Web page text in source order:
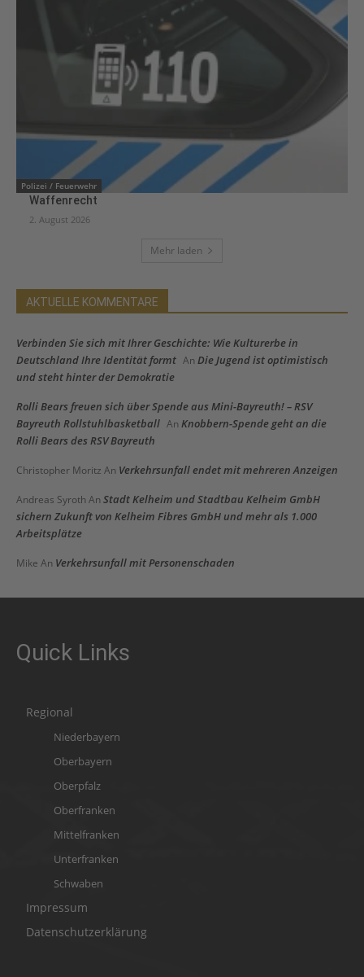
Polizei / Feuerwehr
Waffenrecht
2. August 2026
Mehr laden
AKTUELLE KOMMENTARE
Verbinden Sie sich mit Ihrer Geschichte: Wie Kulturerbe in
Deutschland Ihre Identität formt An Die Jugend ist optimistisch
und steht hinter der Demokratie
Rolli Bears freuen sich über Spende aus Mini-Bayreuth! – RSV
Bayreuth Rollstuhlbasketball An Knobbern-Spende geht an die
Rolli Bears des RSV Bayreuth
Christopher Moritz An Verkehrsunfall endet mit mehreren Anzeigen
Andreas Syroth An Stadt Kelheim und Stadtbau Kelheim GmbH
sichern Zukunft von Kelheim Fibres GmbH und mehr als 1.000
Arbeitsplätze
Mike An Verkehrsunfall mit Personenschaden
Quick Links
Regional
Niederbayern
Oberbayern
Oberpfalz
Oberfranken
Mittelfranken
Unterfranken
Schwaben
Impressum
Datenschutzerklärung